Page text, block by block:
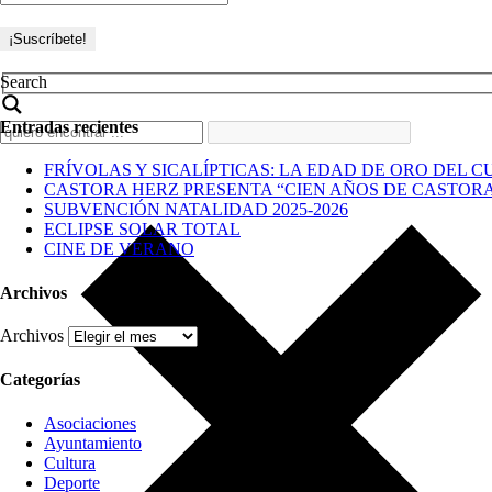
Search
Entradas recientes
FRÍVOLAS Y SICALÍPTICAS: LA EDAD DE ORO DEL
CASTORA HERZ PRESENTA “CIEN AÑOS DE
SUBVENCIÓN NATALIDAD 2025-2026
ECLIPSE SOLAR TOTAL
CINE DE VERANO
Archivos
Archivos
Categorías
Asociaciones
Ayuntamiento
Cultura
Deporte